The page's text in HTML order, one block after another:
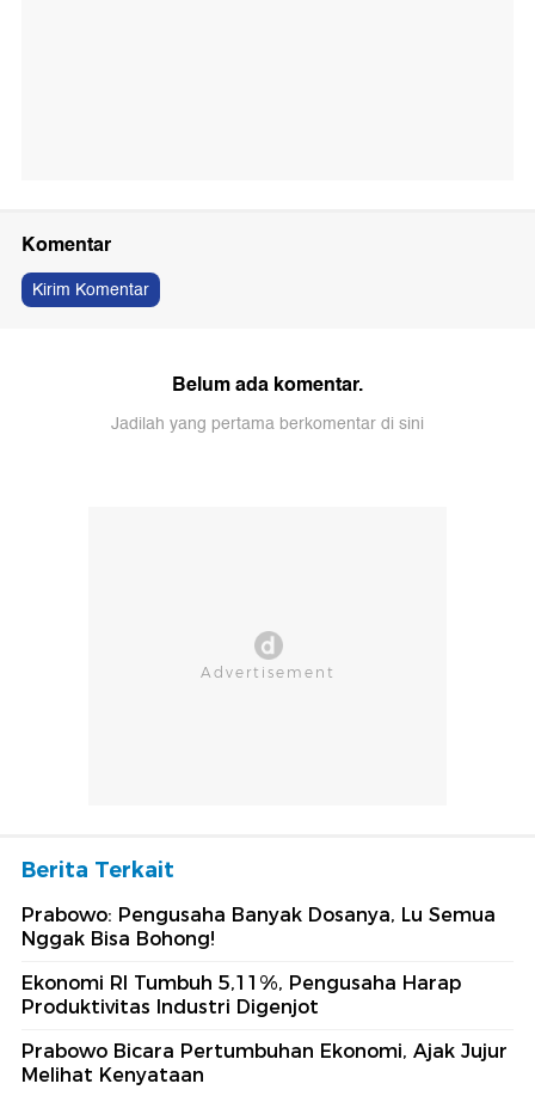
Komentar
Kirim Komentar
Belum ada komentar.
Jadilah yang pertama berkomentar di sini
Berita Terkait
Prabowo: Pengusaha Banyak Dosanya, Lu Semua
Nggak Bisa Bohong!
Ekonomi RI Tumbuh 5,11%, Pengusaha Harap
Produktivitas Industri Digenjot
Prabowo Bicara Pertumbuhan Ekonomi, Ajak Jujur
Melihat Kenyataan